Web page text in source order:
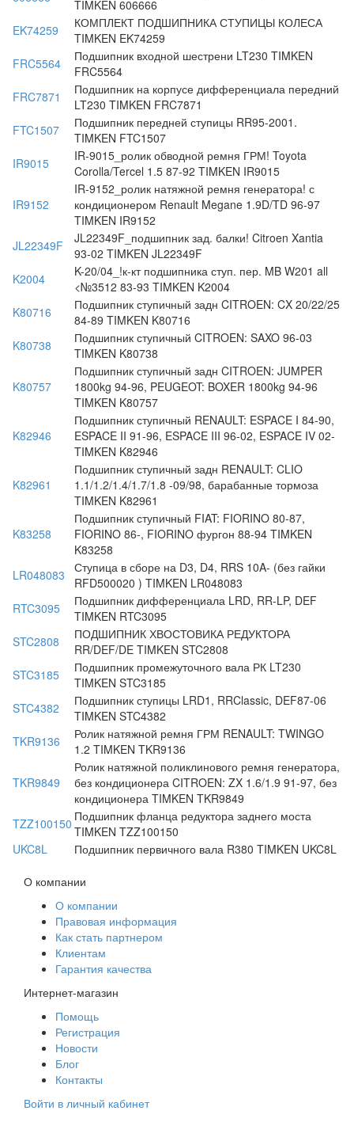
TIMKEN 606666
EK74259
КОМПЛЕКТ ПОДШИПНИКА СТУПИЦЫ КОЛЕСА
TIMKEN EK74259
FRC5564
Подшипник входной шестрени LT230 TIMKEN
FRC5564
FRC7871
Подшипник на корпусе дифференциала передний
LT230 TIMKEN FRC7871
FTC1507
Подшипник передней ступицы RR95-2001.
TIMKEN FTC1507
IR9015
IR-9015_ролик обводной ремня ГРМ! Toyota
Corolla/Tercel 1.5 87-92 TIMKEN IR9015
IR9152
IR-9152_ролик натяжной ремня генератора! с
кондиционером Renault Megane 1.9D/TD 96-97
TIMKEN IR9152
JL22349F
JL22349F_подшипник зад. балки! Citroen Xantia
93-02 TIMKEN JL22349F
K2004
K-20/04_!к-кт подшипника ступ. пер. MB W201 all
<№3512 83-93 TIMKEN K2004
K80716
Подшипник ступичный задн CITROEN: CX 20/22/25
84-89 TIMKEN K80716
K80738
Подшипник ступичный CITROEN: SAXO 96-03
TIMKEN K80738
K80757
Подшипник ступичный задн CITROEN: JUMPER
1800kg 94-96, PEUGEOT: BOXER 1800kg 94-96
TIMKEN K80757
K82946
Подшипник ступичный RENAULT: ESPACE I 84-90,
ESPACE II 91-96, ESPACE III 96-02, ESPACE IV 02-
TIMKEN K82946
K82961
Подшипник ступичный задн RENAULT: CLIO
1.1/1.2/1.4/1.7/1.8 -09/98, барабанные тормоза
TIMKEN K82961
K83258
Подшипник ступичный FIAT: FIORINO 80-87,
FIORINO 86-, FIORINO фургон 88-94 TIMKEN
K83258
LR048083
Ступица в сборе на D3, D4, RRS 10A- (без гайки
RFD500020 ) TIMKEN LR048083
RTC3095
Подшипник дифференциала LRD, RR-LP, DEF
TIMKEN RTC3095
STC2808
ПОДШИПНИК ХВОСТОВИКА РЕДУКТОРА
RR/DEF/DE TIMKEN STC2808
STC3185
Подшипник промежуточного вала РК LT230
TIMKEN STC3185
STC4382
Подшипник ступицы LRD1, RRClassic, DEF87-06
TIMKEN STC4382
TKR9136
Ролик натяжной ремня ГРМ RENAULT: TWINGO
1.2 TIMKEN TKR9136
TKR9849
Ролик натяжной поликлинового ремня генератора,
без кондиционера CITROEN: ZX 1.6/1.9 91-97, без
кондиционера TIMKEN TKR9849
TZZ100150 Подшипник фланца редуктора заднего моста
TIMKEN TZZ100150
UKC8L
Подшипник первичного вала R380 TIMKEN UKC8L
О компании
О компании
Правовая информация
Как стать партнером
Клиентам
Гарантия качества
Интернет-магазин
Помощь
Регистрация
Новости
Блог
Контакты
Войти в личный кабинет